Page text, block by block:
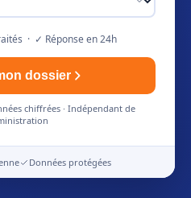
· ✓ Réponse en 24h
dossier
chiffrées · Indépendant de
Données protégées